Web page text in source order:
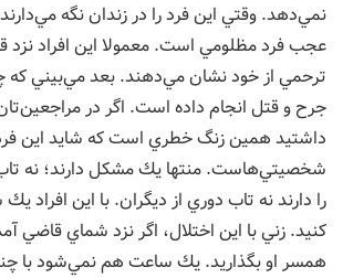
نمي‌دهد. وقتي اين فرد را در زندان نگه
عجب فرد مظلومي است. معمولا اين افراد نزد
ترحمي از خود نشان مي‌دهند. بعد مي‌بيني كه
جرح و قتل انجام داده است. اگر در
داشتيد همين زنگ خطري است كه شايد اين
شخصيتي‌هاست. منتها يك مشكل دارند؛ نه
را دارند نه تاب دوري از ديگران. با اين افراد
كنيد. زني با اين اختلال، اگر نزد شماي قاضي
همسر او بگذاريد. يك ساعت هم نمي‌شود با